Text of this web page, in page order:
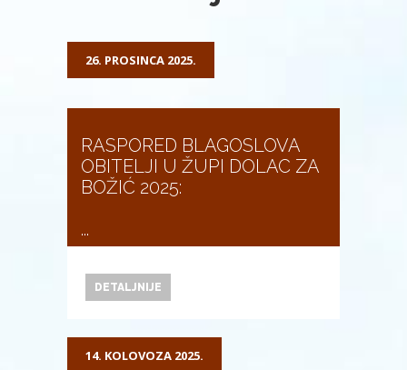
26. PROSINCA 2025.
RASPORED BLAGOSLOVA
OBITELJI U ŽUPI DOLAC ZA
BOŽIĆ 2025:
...
DETALJNIJE
14. KOLOVOZA 2025.